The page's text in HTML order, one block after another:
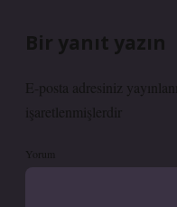
Bir yanıt yazın
E-posta adresiniz
işaretlenmişlerdir
Yorum